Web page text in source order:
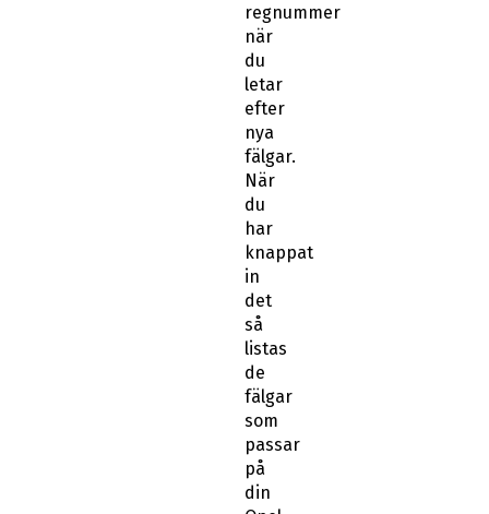
regnummer
när
du
letar
efter
nya
fälgar.
När
du
har
knappat
in
det
så
listas
de
fälgar
som
passar
på
din